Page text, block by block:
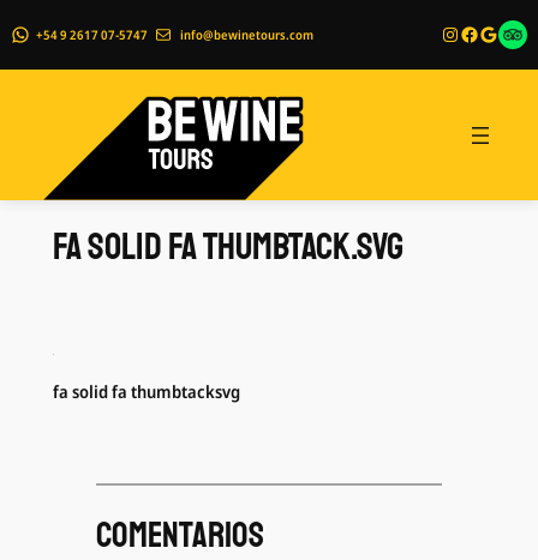
Saltar
contenido
+54 9 2617 07-5747 info@bewinetours.com Instagram
Google
fa solid fa thumbtack.svg
fa solid fa thumbtacksvg
Comentarios